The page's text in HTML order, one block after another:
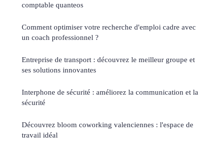
comptable quanteos
Comment optimiser votre recherche d'emploi cadre avec
un coach professionnel ?
Entreprise de transport : découvrez le meilleur groupe et
ses solutions innovantes
Interphone de sécurité : améliorez la communication et la
sécurité
Découvrez bloom coworking valenciennes : l'espace de
travail idéal